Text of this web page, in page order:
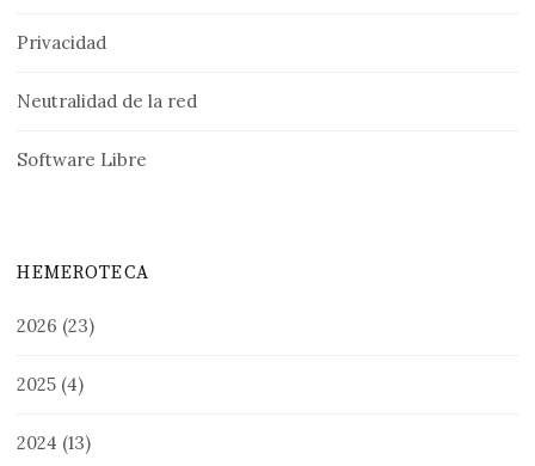
Privacidad
Neutralidad de la red
Software Libre
HEMEROTECA
2026 (23)
2025 (4)
2024 (13)